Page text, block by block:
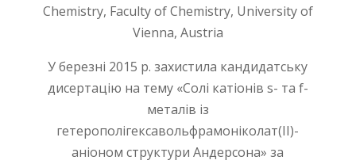
Chemistry, Faculty of Chemistry, University of
Vienna, Austria
У березні 2015 р. захистила кандидатську
дисертацію на тему «Солі катіонів s- та f-
металів із
гетерополігексавольфрамоніколат(ІІ)-
аніоном структури Андерсона» за